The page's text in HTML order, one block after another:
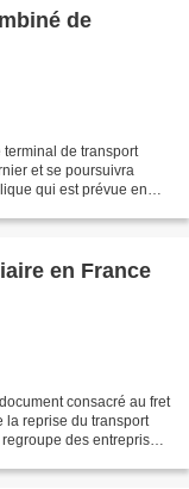
de
de transport
et se poursuivra
qui est prévue en
en France
consacré au fret
la reprise du transport
des entreprises